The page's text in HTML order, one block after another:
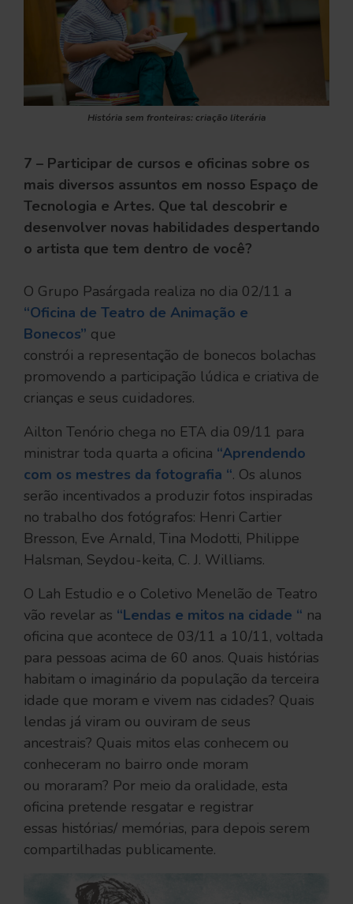
História sem fronteiras: criação literária
7 – Participar de cursos e oficinas sobre os
mais diversos assuntos em nosso Espaço de
Tecnologia e Artes. Que tal descobrir e
desenvolver novas habilidades despertando
o artista que tem dentro de você?
O Grupo Pasárgada realiza no dia 02/11 a
“Oficina de Teatro de Animação e
Bonecos” que
constrói a representação de bonecos bolachas
promovendo a participação lúdica e criativa de
crianças e seus cuidadores.
Ailton Tenório chega no ETA dia 09/11 para
ministrar toda quarta a oficina “Aprendendo
com os mestres da fotografia “. Os alunos
serão incentivados a produzir fotos inspiradas
no trabalho dos fotógrafos: Henri Cartier
Bresson, Eve Arnald, Tina Modotti, Philippe
Halsman, Seydou-keita, C. J. Williams.
O Lah Estudio e o Coletivo Menelão de Teatro
vão revelar as “Lendas e mitos na cidade “ na
oficina que acontece de 03/11 a 10/11, voltada
para pessoas acima de 60 anos. Quais histórias
habitam o imaginário da população da terceira
idade que moram e vivem nas cidades? Quais
lendas já viram ou ouviram de seus
ancestrais? Quais mitos elas conhecem ou
conheceram no bairro onde moram
ou moraram? Por meio da oralidade, esta
oficina pretende resgatar e registrar
essas histórias/ memórias, para depois serem
compartilhadas publicamente.